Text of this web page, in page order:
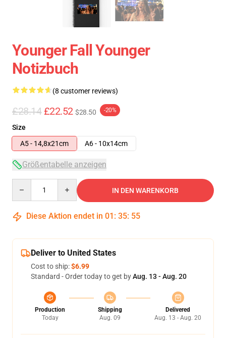
Younger Fall Younger
Notizbuch
(8 customer reviews)
£28.14 £22.52 $28.50 -20%
Size
A5 - 14,8x21cm
A6 - 10x14cm
Größentabelle anzeigen
IN DEN WARENKORB
Diese Aktion endet in 01 : 35: 54
Deliver to United States
Cost to ship:$6.99
Standard - Order today to get byAug. 13 - Aug. 20
Production
Today
Shipping
Aug. 09
Delivered
Aug. 13 - Aug. 20